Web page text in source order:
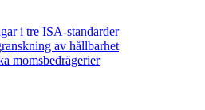
i tre ISA-standarder
av hållbarhet
momsbedrägerier